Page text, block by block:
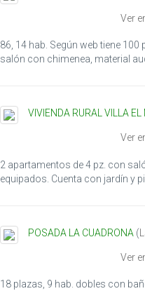
Ver
86, 14 hab. Según web tiene
salón con chimenea, material
VIVIENDA RURAL VILLA EL
Ver
2 apartamentos de 4 pz. con
equipados. Cuenta con jardín y
POSADA LA CUADRONA (
Ver
18 plazas, 9 hab. dobles con